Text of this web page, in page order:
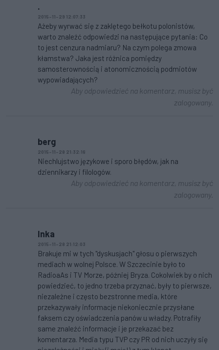
.
2015-11-29 12:07:33
Ażeby wyrwać się z zaklętego bełkotu polonistów,
warto znaleźć odpowiedzi na następujące pytania: Co
to jest cenzura nadmiaru? Na czym polega zmowa
kłamstwa? Jaka jest różnica pomiędzy
samosterownością i atonomicznością podmiotów
wypowiadających?
Aby odpowiedzieć na komentarz, musisz być
zalogowany.
berg
2015-11-28 21:32:16
Niechlujstwo językowe i sporo błędów, jak na
dziennikarzy i filologów.
Aby odpowiedzieć na komentarz, musisz być
zalogowany.
Inka
2015-11-28 21:12:03
Brakuje mi w tych "dyskusjach" głosu o pierwszych
mediach w wolnej Polsce. W Szczecinie było to
RadioaAs i TV Morze, później Bryza. Cokolwiek by o nich
powiedzieć, to jedno trzeba przyznać, były to pierwsze,
niezależne i często bezstronne media, które
przekazywały informacje niekoniecznie przysłane
faksem czy oświadczenia panów u władzy. Potrafiły
same znaleźć informacje i je przekazać bez
komentarza. Media typu TVP czy PR od nich uczyły się